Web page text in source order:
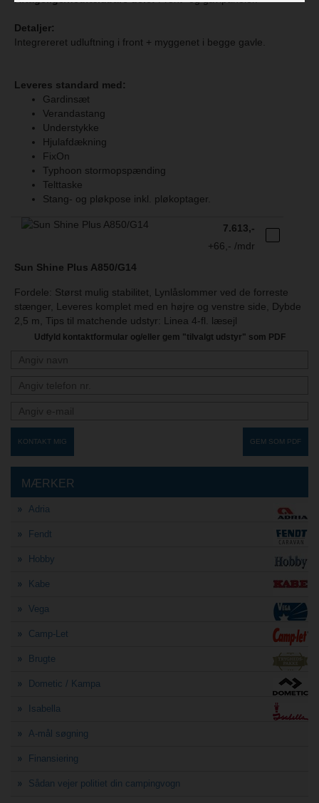
Detaljer:
Integrereret udluftning i front + myggenet i begge gavle.
Leveres standard med:
Gardinsæt
Verandastang
Understykke
Hjulafdækning
FixOn
Typhoon stormopspænding
Telttaske
Stang- og pløkpose inkl. pløkoptager.
7.613,-
+66,- /mdr
Sun Shine Plus A850/G14
Fordele: Størst mulig stabilitet, Lynlåslommer ved de forreste
stænger, Leveres komplet med en højre og venstre side, Dybde
2,5 m, Tips til matchende udstyr: Linea 4-fl. læsejl
Udfyld kontaktformular og/eller gem "tilvalgt udstyr" som PDF
KONTAKT MIG GEM SOM PDF
MÆRKER
Adria
Fendt
Hobby
Kabe
Vega
Camp-Let
Brugte
Dometic / Kampa
Isabella
A-mål søgning
Finansiering
Sådan vejer politiet din campingvogn